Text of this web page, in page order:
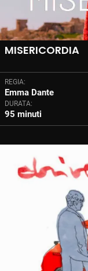
MISERICORDIA
REGIA:
Emma Dante
DURATA:
95 minuti